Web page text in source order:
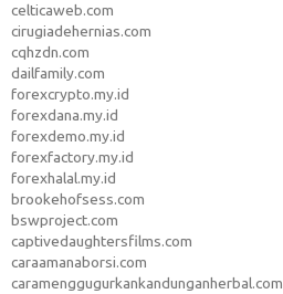
celticaweb.com
cirugiadehernias.com
cqhzdn.com
dailfamily.com
forexcrypto.my.id
forexdana.my.id
forexdemo.my.id
forexfactory.my.id
forexhalal.my.id
brookehofsess.com
bswproject.com
captivedaughtersfilms.com
caraamanaborsi.com
caramenggugurkankandunganherbal.com